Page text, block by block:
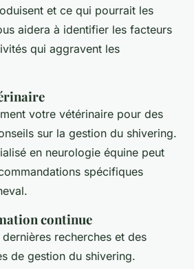
et ce qui pourrait les
aidera à identifier les facteurs
qui aggravent les
votre vétérinaire pour des
sur la gestion du shivering.
en neurologie équine peut
spécifiques
continue
recherches et des
de gestion du shivering.